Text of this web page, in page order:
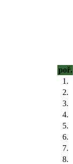
poř.
1.
2.
3.
4.
5.
6.
7.
8.